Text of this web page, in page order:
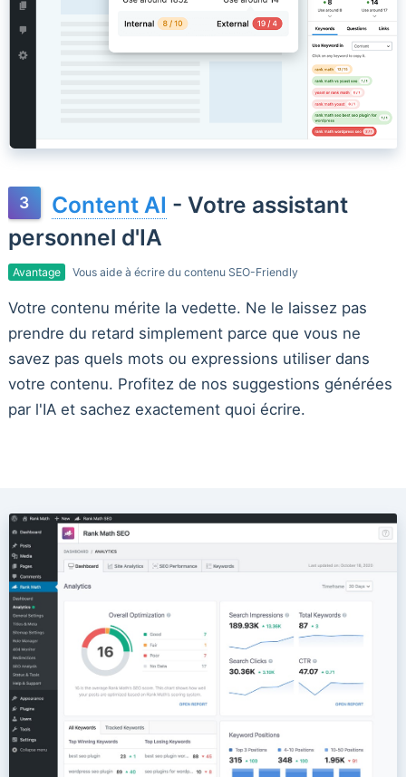
Content AI - Votre assistant
personnel d'IA
Avantage Vous aide à écrire du contenu SEO-Friendly
Votre contenu mérite la vedette. Ne le laissez pas
prendre du retard simplement parce que vous ne
savez pas quels mots ou expressions utiliser dans
votre contenu. Profitez de nos suggestions générées
par l'IA et sachez exactement quoi écrire.